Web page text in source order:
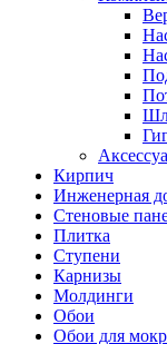
Кирпич
Инженерная
Стеновые
Плитка
Ступени
Карнизы
Молдинги
Обои
Обои для